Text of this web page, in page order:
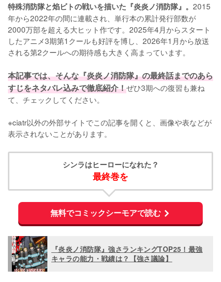
特殊消防隊と焰ビトの戦いを描いた『炎炎ノ消防隊』。 2015
年から2022年の間に連載され、単行本の累計発行部数が
2000万部を超える大ヒット作です。2025年4月からスタート
したアニメ3期第1クールも好評を博し、2026年1月から放送
される第2クールへの期待感も大きく高まっています。
本記事では、そんな『炎炎ノ消防隊』の最終話までのあら
すじをネタバレ込みで徹底紹介！ぜひ3期への復習も兼ね
て、チェックしてください。
※ciatr以外の外部サイトでこの記事を開くと、画像や表などが
表示されないことがあります。
シンラはヒーローになれた？
最終巻を
無料でコミックシーモアで読む
『炎炎ノ消防隊』強さランキングTOP25！最強
キャラの能力・戦績は？【強さ議論】